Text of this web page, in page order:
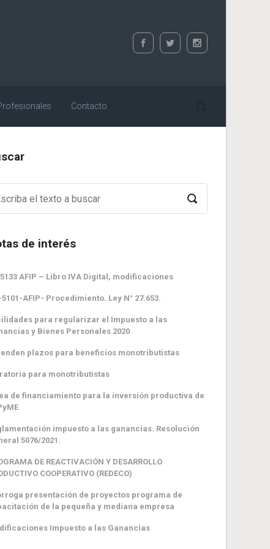
Contacto
de interés
5133 AFIP – Libro IVA Digital, modificaciones
5101-AFIP- Procedimiento. Ley N° 27.653.
para regularizar el Impuesto a las
y Bienes Personales 2020
plazos para beneficios monotributistas
para monotributistas
de financiamiento para la inversión productiva de
impuesto a las ganancias. Resolución
5076/2021.
DE REACTIVACIÓN Y DESARROLLO
COOPERATIVO (REDECO)
presentación de proyectos programa de
de la pequeña y mediana empresa
Impuesto a las Ganancias